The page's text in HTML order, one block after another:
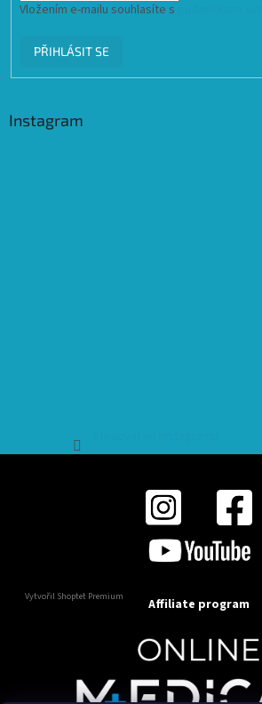
Vložením e-mailu souhlasíte s
PŘIHLÁSIT SE
Instagram
Vytvořil Shoptet Premium Affiliate program